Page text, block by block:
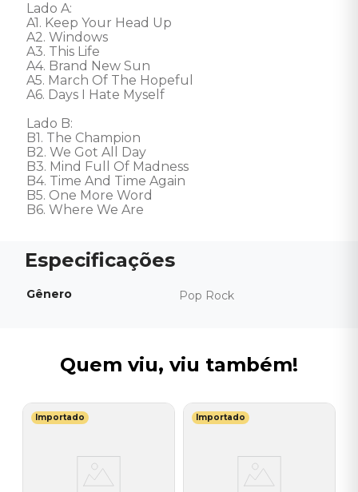
Lado A:
A1. Keep Your Head Up
A2. Windows
A3. This Life
A4. Brand New Sun
A5. March Of The Hopeful
A6. Days I Hate Myself
Lado B:
B1. The Champion
B2. We Got All Day
B3. Mind Full Of Madness
B4. Time And Time Again
B5. One More Word
B6. Where We Are
Gênero Pop Rock
Quem viu, viu também!
Importado Importado